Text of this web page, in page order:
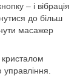
– і вібрація
до більш
масажер